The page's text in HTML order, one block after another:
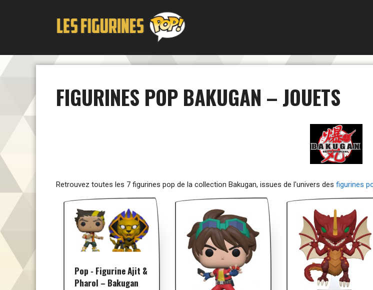
FIGURINES POP BAKUGAN – JOUETS
Retrouvez toutes les 7 figurines pop de la collection Bakugan, issues de l'univers des figurines
Pop - Figurine Ajit &
Pharol – Bakugan